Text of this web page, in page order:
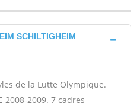
SCHILTIGHEIM
de la Lutte Olympique.
2008-2009. 7 cadres